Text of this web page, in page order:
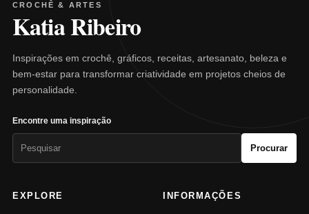
CROCHÊ & ARTES
Katia Ribeiro
Inspirações em crochê, gráficos, receitas, artesanato, beleza e
bem-estar para transformar criatividade em projetos cheios de
personalidade.
Encontre uma inspiração
Procurar
EXPLORE INFORMAÇÕES